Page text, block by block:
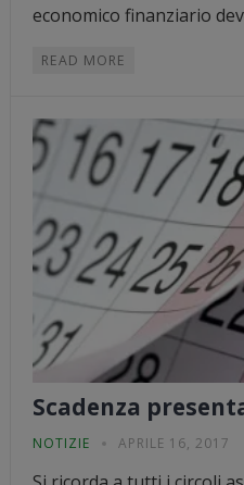
economico finanziario
READ MORE
Scadenza
NOTIZIE APRILE 16, 2017